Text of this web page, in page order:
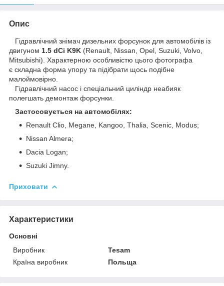
Опис
Гідравлічний знімач дизельних форсунок для автомобілів із
двигуном 1.5 dCi K9K (Renault, Nissan, Opel, Suzuki, Volvo,
Mitsubishi). Характерною особливістю цього фотографа
є складна форма упору та підібрати щось подібне
малоймовірно.
Гідравлічний насос і спеціальний циліндр неабияк
полегшать демонтаж форсунки.
Застосовується на автомобілях:
Renault Clio, Megane, Kangoo, Thalia, Scenic, Modus;
Nissan Almera;
Dacia Logan;
Suzuki Jimny.
Приховати
Характеристики
Основні
Виробник
Tesam
Країна виробник
Польща